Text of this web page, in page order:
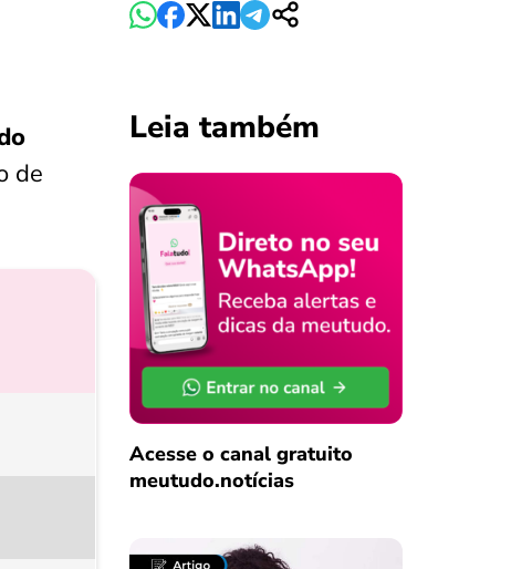
de
Leia também
Acesse o canal gratuito
meutudo.notícias